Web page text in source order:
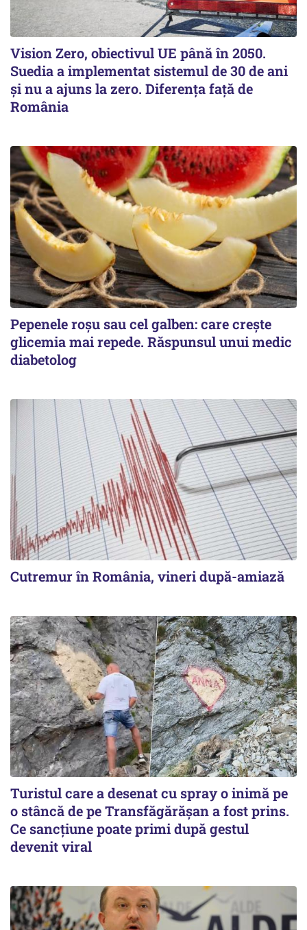
Vision Zero, obiectivul UE până în 2050.
Suedia a implementat sistemul de 30 de ani
şi nu a ajuns la zero. Diferenţa faţă de
România
Pepenele roșu sau cel galben: care crește
glicemia mai repede. Răspunsul unui medic
diabetolog
Cutremur în România, vineri după-amiază
Turistul care a desenat cu spray o inimă pe
o stâncă de pe Transfăgărășan a fost prins.
Ce sancțiune poate primi după gestul
devenit viral